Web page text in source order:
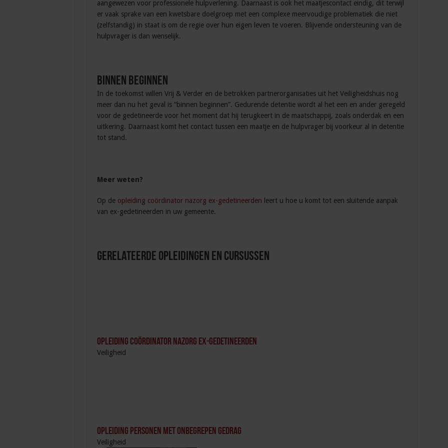
aangewezen voor professionele hulpverlening. Daarnaast is ook het maatjescontact eindig, dit terwijl
er vaak sprake van een kwetsbare doelgroep met een complexe meervoudige problematiek die niet
(zelfstandig) in staat is om de regie over hun eigen leven te voeren. Blijvende ondersteuning van de
hulpvrager is dan wenselijk.
Binnen beginnen
In de toekomst willen Vrij & Verder en de betrokken partnerorganisaties uit het Veiligheidshuis nog
meer dan nu het geval is “binnen beginnen”. Gedurende detentie wordt al het een en ander geregeld
voor de gedetineerde voor het moment dat hij terugkeert in de maatschappij, zoals onderdak en een
uitkering. Daarnaast komt het contact tussen een maatje en de hulpvrager bij voorkeur al in detentie
tot stand.
Meer weten?
Op de opleiding coördinator nazorg ex-gedetineerden leert u hoe u komt tot een sluitende aanpak
van ex-gedetineerden in uw gemeente.
Gerelateerde Opleidingen en Cursussen
Opleiding Coördinator nazorg ex-gedetineerden
Veiligheid
Opleiding Personen met onbegrepen gedrag
Veiligheid